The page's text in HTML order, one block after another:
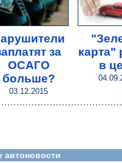
за
ОСАГО
больше?
03.12.2015
карта"
в
автоновости